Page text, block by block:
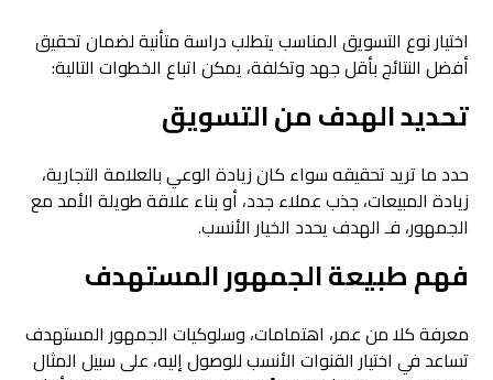
اختيار نوع التسويق المناسب يتطلب دراسة متأنية لضمان تحقيق
أفضل النتائج بأقل جهد وتكلفة، يمكن اتباع الخطوات التالية:
تحديد الهدف من التسويق
حدد ما تريد تحقيقه سواء كان زيادة الوعي بالعلامة التجارية،
زيادة المبيعات، جذب عملاء جدد، أو بناء علاقة طويلة الأمد مع
الجمهور، فـ الهدف يحدد الخيار الأنسب.
فهم طبيعة الجمهور المستهدف
معرفة كلا من عمر، اهتمامات، وسلوكيات الجمهور المستهدف
تساعد في اختيار القنوات الأنسب للوصول إليه، على سبيل المثال